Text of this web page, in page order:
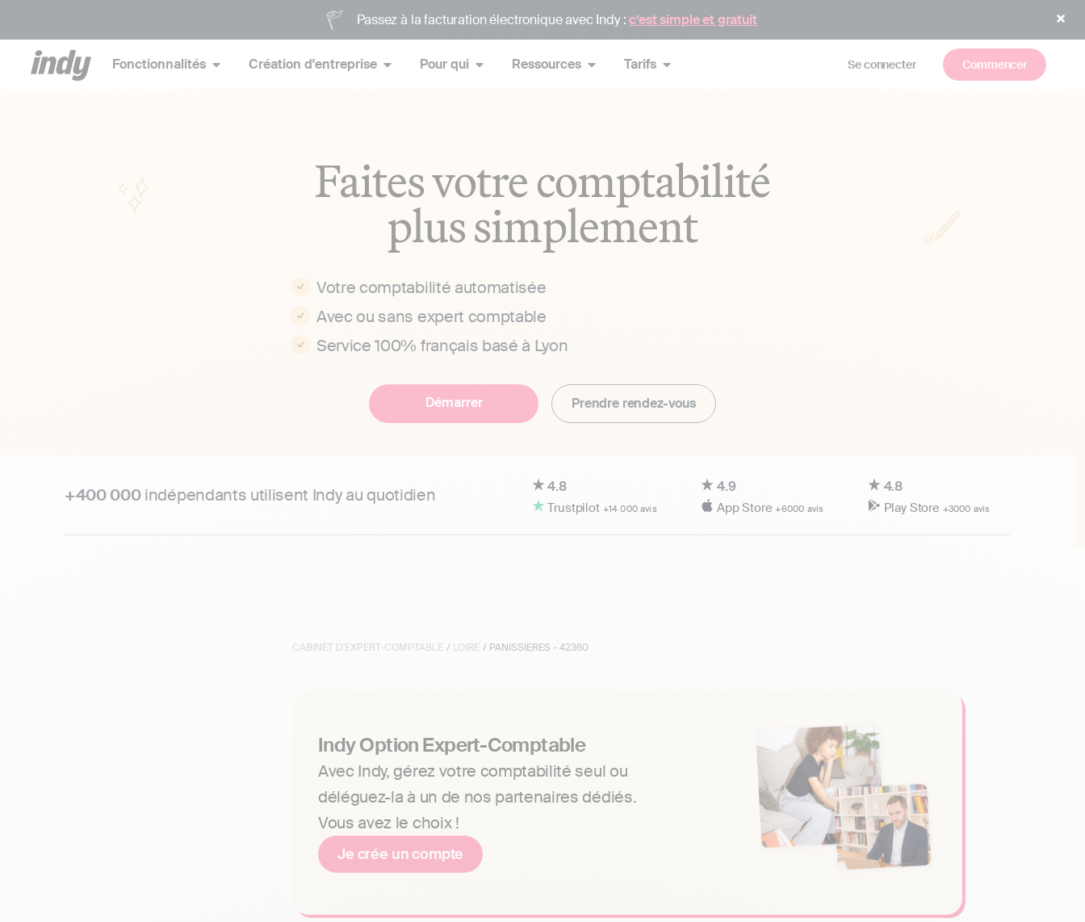
Passez à la facturation électronique avec Indy :c’est simple et gratuit
Fonctionnalités Création d'entreprise Pour qui Ressources Tarifs Se connecter Commencer
Faites votre comptabilité
plus simplement
Votre comptabilité automatisée
Avec ou sans expert comptable
Service 100% français basé à Lyon
Démarrer Prendre rendez-vous
+400 000indépendants utilisent Indy au quotidien 4.8
Trustpilot +14 000 avis
4.9
App Store+6000 avis
4.8
Play Store +3000 avis
CABINET D'EXPERT-COMPTABLE / LOIRE / PANISSIERES - 42360
Indy Option Expert-Comptable
Avec Indy, gérez votre comptabilité seul ou
déléguez-la à un de nos partenaires dédiés.
Vous avez le choix !
Je crée un compte